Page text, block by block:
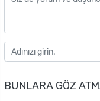
BUNLARA GÖZ